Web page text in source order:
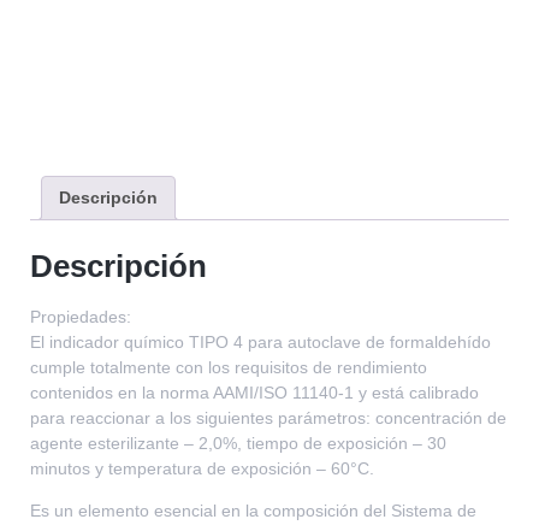
Descripción
Descripción
Propiedades:
El indicador químico TIPO 4 para autoclave de formaldehído
cumple totalmente con los requisitos de rendimiento
contenidos en la norma AAMI/ISO 11140-1 y está calibrado
para reaccionar a los siguientes parámetros: concentración de
agente esterilizante – 2,0%, tiempo de exposición – 30
minutos y temperatura de exposición – 60°C.
Es un elemento esencial en la composición del Sistema de